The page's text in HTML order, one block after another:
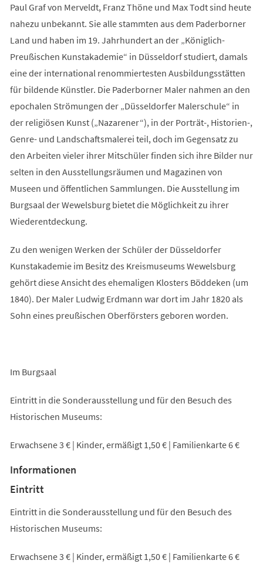
Paul Graf von Merveldt, Franz Thöne und Max Todt sind heute
nahezu unbekannt. Sie alle stammten aus dem Paderborner
Land und haben im 19. Jahrhundert an der „Königlich-
Preußischen Kunstakademie“ in Düsseldorf studiert, damals
eine der international renommiertesten Ausbildungsstätten
für bildende Künstler. Die Paderborner Maler nahmen an den
epochalen Strömungen der „Düsseldorfer Malerschule“ in
der religiösen Kunst („Nazarener“), in der Porträt-, Historien-,
Genre- und Landschaftsmalerei teil, doch im Gegensatz zu
den Arbeiten vieler ihrer Mitschüler finden sich ihre Bilder nur
selten in den Ausstellungsräumen und Magazinen von
Museen und öffentlichen Sammlungen. Die Ausstellung im
Burgsaal der Wewelsburg bietet die Möglichkeit zu ihrer
Wiederentdeckung.
Zu den wenigen Werken der Schüler der Düsseldorfer
Kunstakademie im Besitz des Kreismuseums Wewelsburg
gehört diese Ansicht des ehemaligen Klosters Böddeken (um
1840). Der Maler Ludwig Erdmann war dort im Jahr 1820 als
Sohn eines preußischen Oberförsters geboren worden.
Im Burgsaal
Eintritt in die Sonderausstellung und für den Besuch des
Historischen Museums:
Erwachsene 3 € | Kinder, ermäßigt 1,50 € | Familienkarte 6 €
Informationen
Eintritt
Eintritt in die Sonderausstellung und für den Besuch des
Historischen Museums:
Erwachsene 3 € | Kinder, ermäßigt 1,50 € | Familienkarte 6 €